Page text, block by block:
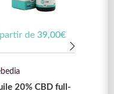
de 39,00€
20% CBD full-